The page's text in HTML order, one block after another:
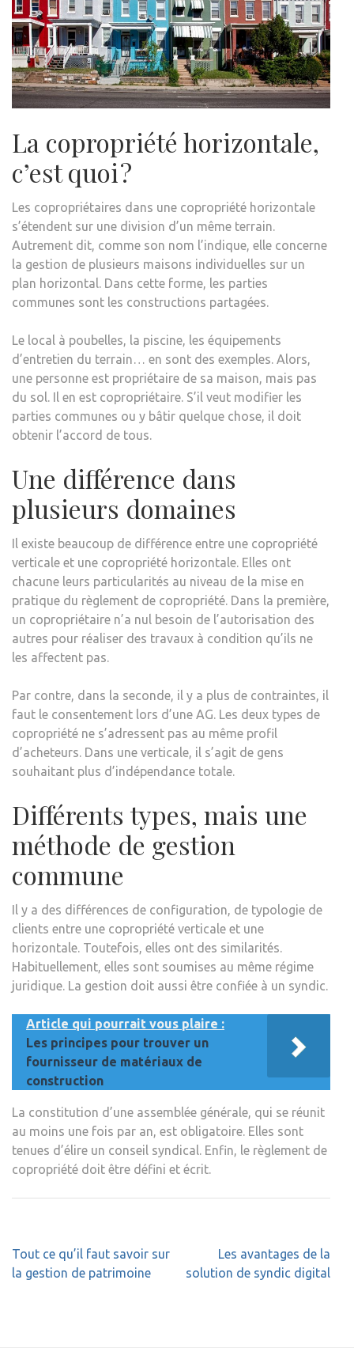
La copropriété horizontale,
c’est quoi ?
Les copropriétaires dans une copropriété horizontale
s’étendent sur une division d’un même terrain.
Autrement dit, comme son nom l’indique, elle concerne
la gestion de plusieurs maisons individuelles sur un
plan horizontal. Dans cette forme, les parties
communes sont les constructions partagées.
Le local à poubelles, la piscine, les équipements
d’entretien du terrain… en sont des exemples. Alors,
une personne est propriétaire de sa maison, mais pas
du sol. Il en est copropriétaire. S’il veut modifier les
parties communes ou y bâtir quelque chose, il doit
obtenir l’accord de tous.
Une différence dans
plusieurs domaines
Il existe beaucoup de différence entre une copropriété
verticale et une copropriété horizontale. Elles ont
chacune leurs particularités au niveau de la mise en
pratique du règlement de copropriété. Dans la première,
un copropriétaire n’a nul besoin de l’autorisation des
autres pour réaliser des travaux à condition qu’ils ne
les affectent pas.
Par contre, dans la seconde, il y a plus de contraintes, il
faut le consentement lors d’une AG. Les deux types de
copropriété ne s’adressent pas au même profil
d’acheteurs. Dans une verticale, il s’agit de gens
souhaitant plus d’indépendance totale.
Différents types, mais une
méthode de gestion
commune
Il y a des différences de configuration, de typologie de
clients entre une copropriété verticale et une
horizontale. Toutefois, elles ont des similarités.
Habituellement, elles sont soumises au même régime
juridique. La gestion doit aussi être confiée à un syndic.
Article qui pourrait vous plaire :
Les principes pour trouver un
fournisseur de matériaux de
construction
La constitution d’une assemblée générale, qui se réunit
au moins une fois par an, est obligatoire. Elles sont
tenues d’élire un conseil syndical. Enfin, le règlement de
copropriété doit être défini et écrit.
Navigation
de
Tout ce qu’il faut savoir sur
la gestion de patrimoine
Les avantages de la
solution de syndic digital